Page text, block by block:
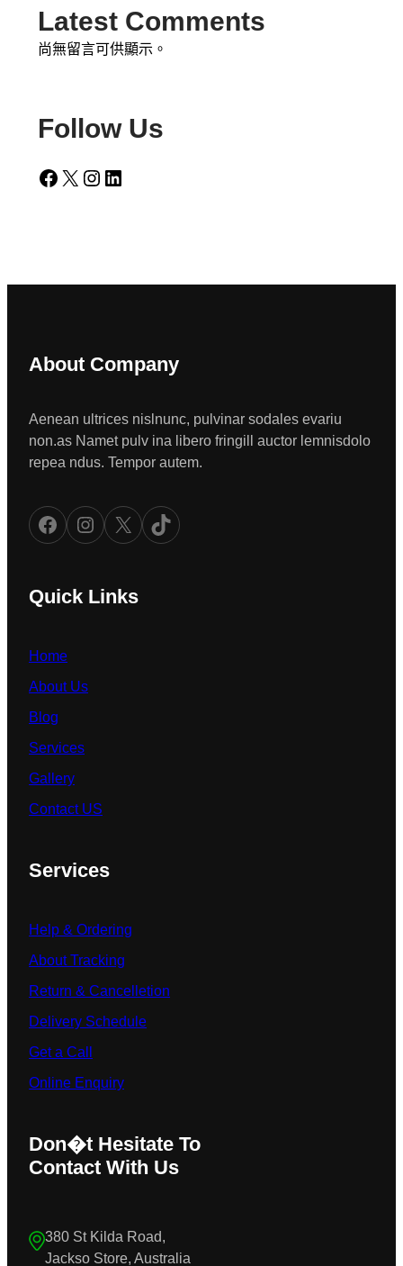
Latest Comments
尚無留言可供顯示。
Follow Us
Facebook X Instagram LinkedIn
About Company
Aenean ultrices nislnunc, pulvinar sodales evariu
non.as Namet pulv ina libero fringill auctor lemnisdolo
repea ndus. Tempor autem.
Facebook Instagram X TikTok
Quick Links
Home
About Us
Blog
Services
Gallery
Contact US
Services
Help & Ordering
About Tracking
Return & Cancelletion
Delivery Schedule
Get a Call
Online Enquiry
Don�t Hesitate To
Contact With Us
380 St Kilda Road,
Jackso Store, Australia